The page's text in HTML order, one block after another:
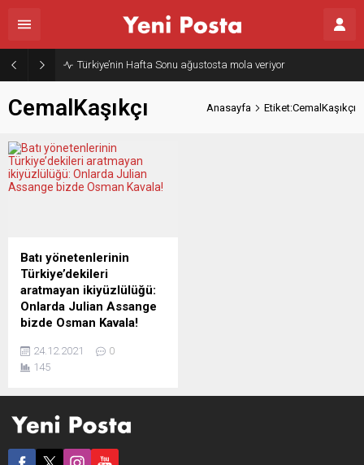
Türkiye’nin Hafta Sonu ağustosta mola veriyor
CemalKaşıkçı Anasayfa Etiket:CemalKaşıkçı
Batı yönetenlerinin
Türkiye’dekileri
aratmayan ikiyüzlülüğü:
Onlarda Julian Assange
bizde Osman Kavala!
sözcüsü, araştırmacı
gazeteci, siyasi aktivist
doğruyu söylediği için
katlediliyor. Basın ve ifade
24.12.2021
0
145